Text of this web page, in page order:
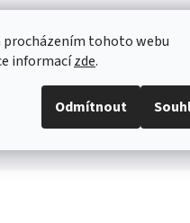
procházením tohoto webu
informacízde.
Odmítnout